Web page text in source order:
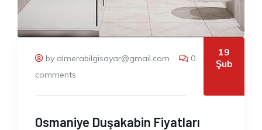
by almerabilgisayar@gmail.com
0
comments
19
Şub
Osmaniye Duşakabin Fiyatları